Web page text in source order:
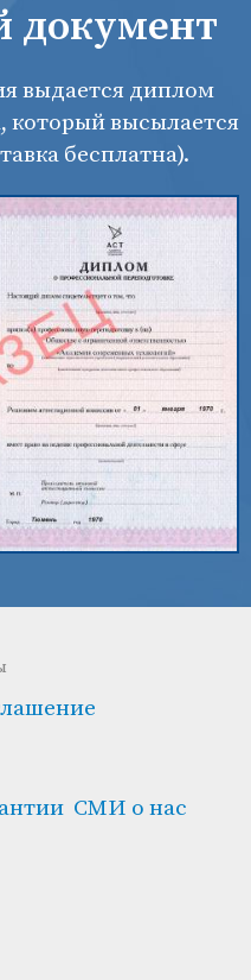
документ
выдается диплом
который высылается
бесплатна).
СМИ о нас